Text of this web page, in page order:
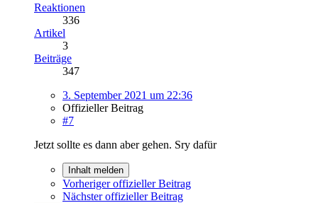
Reaktionen
336
Artikel
3
Beiträge
347
3. September 2021 um 22:36
Offizieller Beitrag
#7
Jetzt sollte es dann aber gehen. Sry dafür
Inhalt melden
Vorheriger offizieller Beitrag
Nächster offizieller Beitrag